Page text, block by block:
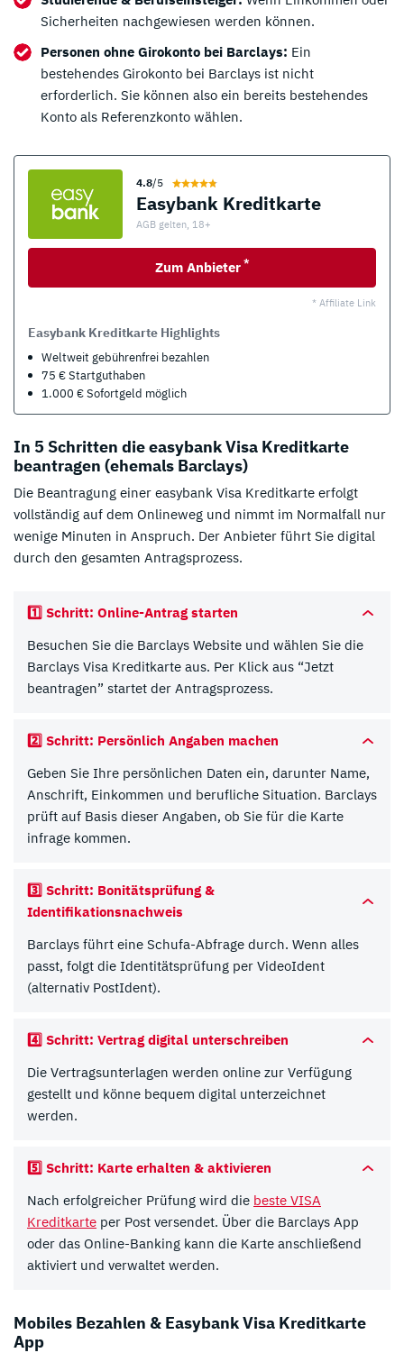
Sicherheiten nachgewiesen werden können.
Personen ohne Girokonto bei Barclays: Ein
bestehendes Girokonto bei Barclays ist nicht
erforderlich. Sie können also ein bereits bestehendes
Konto als Referenzkonto wählen.
4.8/5
Easybank Kreditkarte
AGB gelten, 18+
Zum Anbieter *
* Affiliate Link
Easybank Kreditkarte Highlights
Weltweit gebührenfrei bezahlen
75 € Startguthaben
1.000 € Sofortgeld möglich
In 5 Schritten die easybank Visa Kreditkarte
beantragen (ehemals Barclays)
Die Beantragung einer easybank Visa Kreditkarte erfolgt
vollständig auf dem Onlineweg und nimmt im Normalfall nur
wenige Minuten in Anspruch. Der Anbieter führt Sie digital
durch den gesamten Antragsprozess.
1️⃣ Schritt: Online-Antrag starten
Besuchen Sie die Barclays Website und wählen Sie die
Barclays Visa Kreditkarte aus. Per Klick aus “Jetzt
beantragen” startet der Antragsprozess.
2️⃣ Schritt: Persönlich Angaben machen
Geben Sie Ihre persönlichen Daten ein, darunter Name,
Anschrift, Einkommen und berufliche Situation. Barclays
prüft auf Basis dieser Angaben, ob Sie für die Karte
infrage kommen.
3️⃣ Schritt: Bonitätsprüfung &
Identifikationsnachweis
Barclays führt eine Schufa-Abfrage durch. Wenn alles
passt, folgt die Identitätsprüfung per VideoIdent
(alternativ PostIdent).
4️⃣ Schritt: Vertrag digital unterschreiben
Die Vertragsunterlagen werden online zur Verfügung
gestellt und könne bequem digital unterzeichnet
werden.
5️⃣ Schritt: Karte erhalten & aktivieren
Nach erfolgreicher Prüfung wird die beste VISA
Kreditkarte per Post versendet. Über die Barclays App
oder das Online-Banking kann die Karte anschließend
aktiviert und verwaltet werden.
Mobiles Bezahlen & Easybank Visa Kreditkarte
App